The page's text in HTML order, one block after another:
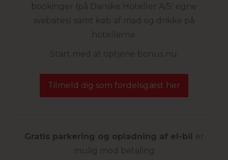
bookinger (på Danske Hoteller A/S' egne
websites) samt køb af mad og drikke på
hotellerne.
Start med at optjene bonus nu:
Tilmeld dig som fordelsgæst her
Gratis parkering og opladning af el-bil er
mulig mod betaling